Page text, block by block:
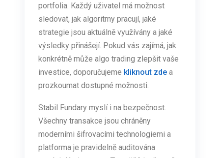
portfolia. Každý uživatel má možnost
sledovat, jak algoritmy pracují, jaké
strategie jsou aktuálně využívány a jaké
výsledky přinášejí. Pokud vás zajímá, jak
konkrétně může algo trading zlepšit vaše
investice, doporučujeme kliknout zde a
prozkoumat dostupné možnosti.
Stabil Fundary myslí i na bezpečnost.
Všechny transakce jsou chráněny
moderními šifrovacími technologiemi a
platforma je pravidelně auditována